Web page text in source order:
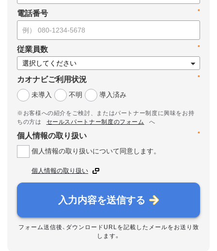
*
電話番号
*
従業員数
*
カオナビご利用状況
未導入
不明 導入済み
※お客様への紹介をご検討、またはパートナー制度に興味をお持
ちの方は
セールスパートナー制度のフォーム
へ
*
個人情報の取り扱い
個人情報の取り扱いについて同意します。
個人情報の取り扱い
入力内容を送信する
フォーム送信後、ダウンロードURLを記載したメールをお送り致
します。